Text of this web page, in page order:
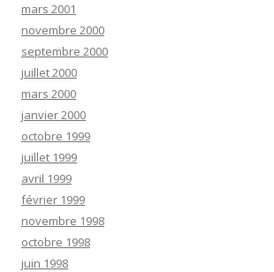
mars 2001
novembre 2000
septembre 2000
juillet 2000
mars 2000
janvier 2000
octobre 1999
juillet 1999
avril 1999
février 1999
novembre 1998
octobre 1998
juin 1998